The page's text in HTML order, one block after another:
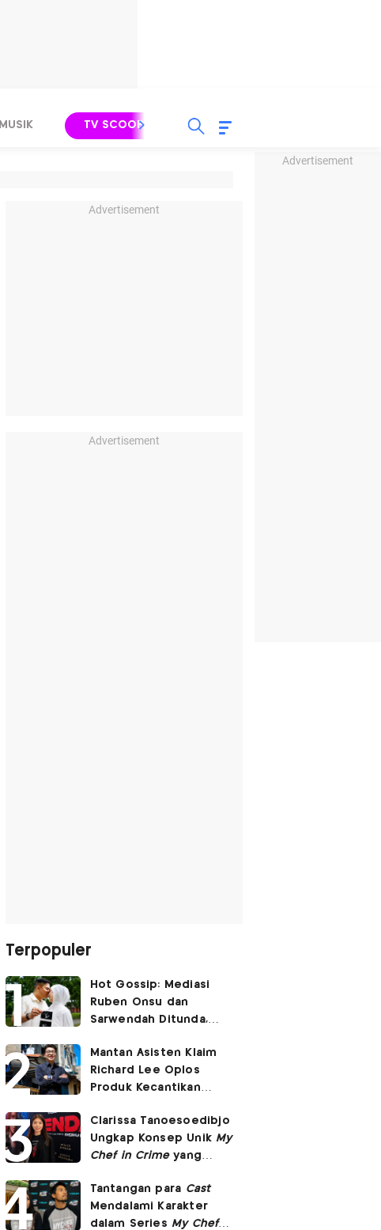
Advertisement
MUSIK TV SCOOP LIRIK
Advertisement
Advertisement
Terpopuler
Hot Gossip: Mediasi
Ruben Onsu dan
Sarwendah Ditunda,
Ketiga
Mantan Asisten Klaim
Richard Lee Oplos
Produk Kecantikan
ke Ani-Ani
Clarissa Tanoesoedibjo
Ungkap Konsep Unik My
Chef in Crimeyang
Lain
Tantangan para Cast
Mendalami Karakter
dalam Series My Chef in